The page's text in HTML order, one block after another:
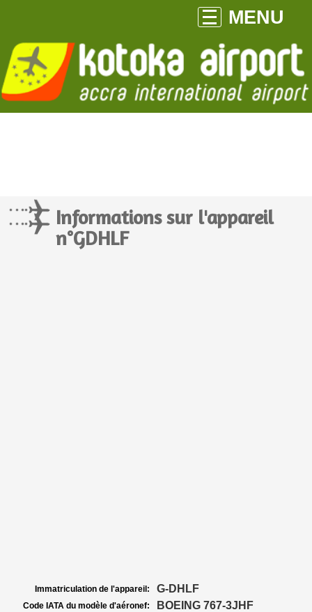
MENU
Informations sur l'appareil
n°GDHLF
Immatriculation de l'appareil: G-DHLF
Code IATA du modèle d'aéronef: BOEING 767-3JHF